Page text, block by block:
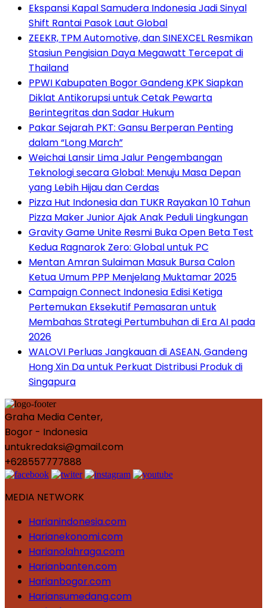
Ekspansi Kapal Samudera Indonesia Jadi Sinyal
Shift Rantai Pasok Laut Global
ZEEKR, TPM Automotive, dan SINEXCEL Resmikan
Stasiun Pengisian Daya Megawatt Tercepat di
Thailand
PPWI Kabupaten Bogor Gandeng KPK Siapkan
Diklat Antikorupsi untuk Cetak Pewarta
Berintegritas dan Sadar Hukum
Pakar Sejarah PKT: Gansu Berperan Penting
dalam “Long March”
Weichai Lansir Lima Jalur Pengembangan
Teknologi secara Global: Menuju Masa Depan
yang Lebih Hijau dan Cerdas
Pizza Hut Indonesia dan TUKR Rayakan 10 Tahun
Pizza Maker Junior Ajak Anak Peduli Lingkungan
Gravity Game Unite Resmi Buka Open Beta Test
Kedua Ragnarok Zero: Global untuk PC
Mentan Amran Sulaiman Masuk Bursa Calon
Ketua Umum PPP Menjelang Muktamar 2025
Campaign Connect Indonesia Edisi Ketiga
Pertemukan Eksekutif Pemasaran untuk
Membahas Strategi Pertumbuhan di Era AI pada
2026
WALOVI Perluas Jangkauan di ASEAN, Gandeng
Hong Xin Da untuk Perkuat Distribusi Produk di
Singapura
Graha Media Center,
Bogor - Indonesia
untukredaksi@gmail.com
+628557777888
MEDIA NETWORK
Harianindonesia.com
Harianekonomi.com
Harianolahraga.com
Harianbanten.com
Harianbogor.com
Hariansumedang.com